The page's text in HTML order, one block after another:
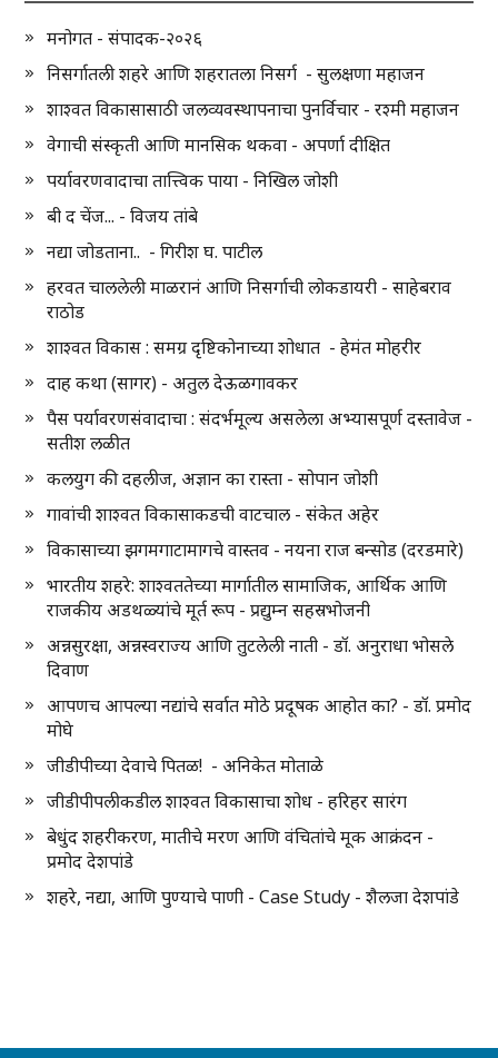
मनोगत - संपादक-२०२६
निसर्गातली शहरे आणि शहरातला निसर्ग - सुलक्षणा महाजन
शाश्वत विकासासाठी जलव्यवस्थापनाचा पुनर्विचार - रश्मी महाजन
वेगाची संस्कृती आणि मानसिक थकवा - अपर्णा दीक्षित
पर्यावरणवादाचा तात्त्विक पाया - निखिल जोशी
बी द चेंज... - विजय तांबे
नद्या जोडताना.. - गिरीश घ. पाटील
हरवत चाललेली माळरानं आणि निसर्गाची लोकडायरी - साहेबराव
राठोड
शाश्वत विकास : समग्र दृष्टिकोनाच्या शोधात - हेमंत मोहरीर
दाह कथा (सागर) - अतुल देऊळगावकर
पैस पर्यावरणसंवादाचा : संदर्भमूल्य असलेला अभ्यासपूर्ण दस्तावेज -
सतीश लळीत
कलयुग की दहलीज, अज्ञान का रास्ता - सोपान जोशी
गावांची शाश्वत विकासाकडची वाटचाल - संकेत अहेर
विकासाच्या झगमगाटामागचे वास्तव - नयना राज बन्सोड (दरडमारे)
भारतीय शहरे: शाश्वततेच्या मार्गातील सामाजिक, आर्थिक आणि
राजकीय अडथळ्यांचे मूर्त रूप - प्रद्युम्न सहस्रभोजनी
अन्नसुरक्षा, अन्नस्वराज्य आणि तुटलेली नाती - डॉ. अनुराधा भोसले
दिवाण
आपणच आपल्या नद्यांचे सर्वात मोठे प्रदूषक आहोत का? - डॉ. प्रमोद
मोघे
जीडीपीच्या देवाचे पितळ! - अनिकेत मोताळे
जीडीपीपलीकडील शाश्वत विकासाचा शोध - हरिहर सारंग
बेधुंद शहरीकरण, मातीचे मरण आणि वंचितांचे मूक आक्रंदन -
प्रमोद देशपांडे
शहरे, नद्या, आणि पुण्याचे पाणी - Case Study - शैलजा देशपांडे